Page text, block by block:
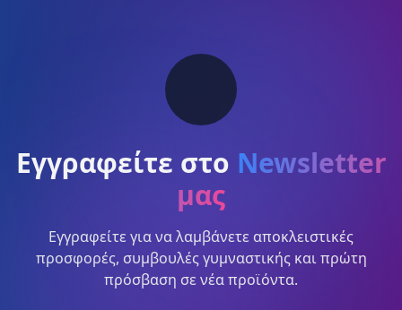
Εγγραφείτε στο Newsletter
μας
Εγγραφείτε για να λαμβάνετε αποκλειστικές
προσφορές, συμβουλές γυμναστικής και πρώτη
πρόσβαση σε νέα προϊόντα.